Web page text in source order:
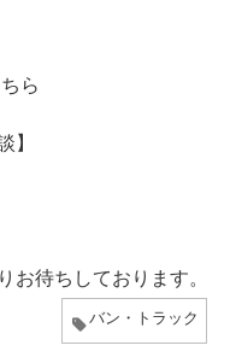
ら
】
お待ちしております。
バン・トラック